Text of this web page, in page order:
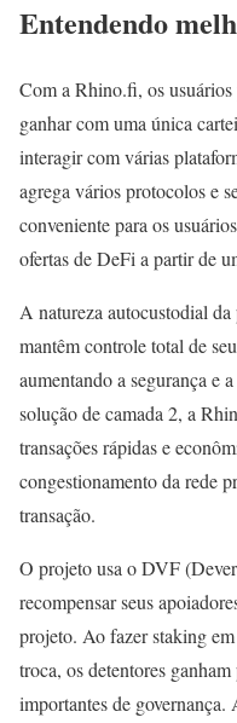
Entendendo
Com a Rhino.fi, os
ganhar com uma única
interagir com várias
agrega vários protocolos e
conveniente para os
ofertas de DeFi a partir de
A natureza autocustodial
mantêm controle total de
aumentando a segurança e
solução de camada 2, a
transações rápidas e
congestionamento da rede
transação.
O projeto usa o DVF
recompensar seus
projeto. Ao fazer staking
troca, os detentores
importantes de